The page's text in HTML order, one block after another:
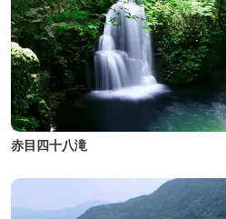
赤目四十八滝